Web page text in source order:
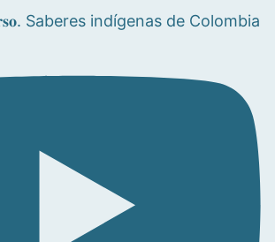
Saberes indígenas de Colombia